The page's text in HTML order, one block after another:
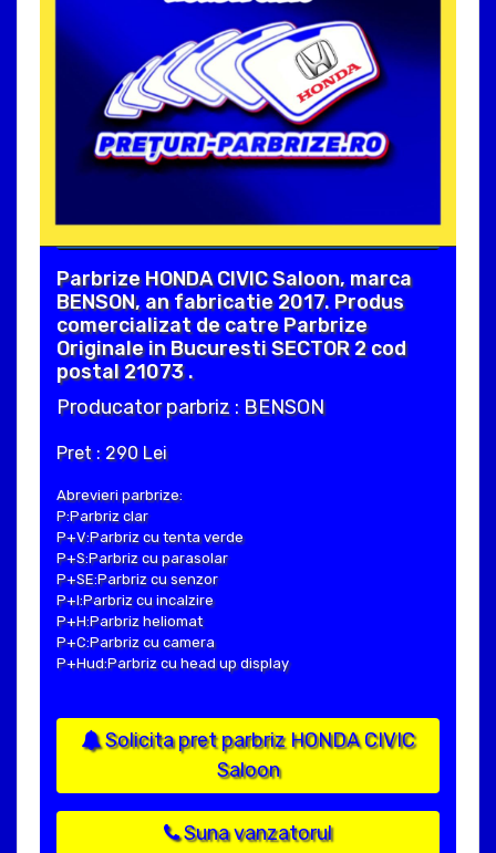
Parbrize HONDA CIVIC Saloon, marca
BENSON, an fabricatie 2017. Produs
comercializat de catre Parbrize
Originale in Bucuresti SECTOR 2 cod
postal 21073 .
Producator parbriz : BENSON
Pret : 290 Lei
Abrevieri parbrize:
P:Parbriz clar
P+V:Parbriz cu tenta verde
P+S:Parbriz cu parasolar
P+SE:Parbriz cu senzor
P+I:Parbriz cu incalzire
P+H:Parbriz heliomat
P+C:Parbriz cu camera
P+Hud:Parbriz cu head up display
Solicita pret parbriz HONDA CIVIC
Saloon
Suna vanzatorul